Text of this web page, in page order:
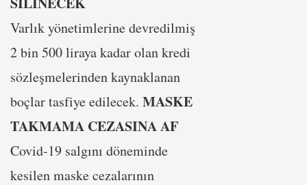
Varlık yönetimlerine devredilmiş
2 bin 500 liraya kadar olan kredi
sözleşmelerinden kaynaklanan
boçlar tasfiye edilecek. MASKE
TAKMAMA CEZASINA AF
Covid-19 salgını döneminde
kesilen maske cezalarının